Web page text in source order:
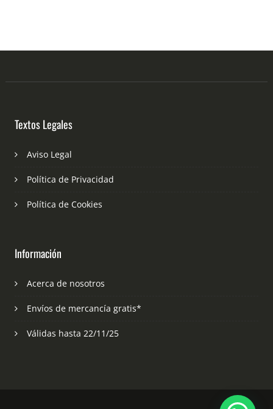
Textos Legales
Aviso Legal
Política de Privacidad
Política de Cookies
Información
Acerca de nosotros
Envíos de mercancía gratis*
Válidas hasta 22/11/25